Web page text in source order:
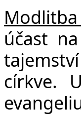
účast
církve.